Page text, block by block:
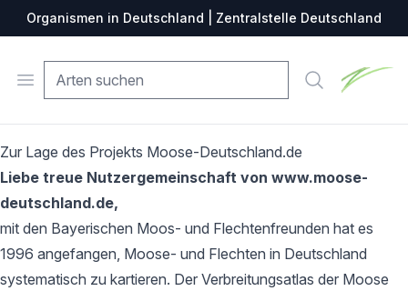
Organismen in Deutschland | Zentralstelle Deutschland
Open menu Suche
Zur Lage des Projekts Moose-Deutschland.de
Liebe treue Nutzergemeinschaft von www.moose-
deutschland.de,
mit den Bayerischen Moos- und Flechtenfreunden hat es
1996 angefangen, Moose- und Flechten in Deutschland
systematisch zu kartieren. Der Verbreitungsatlas der Moose